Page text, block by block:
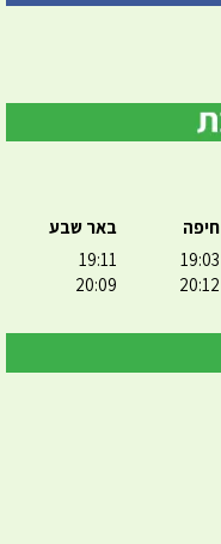
חיפה
19:03
20:12
באר שבע
19:11
20:09